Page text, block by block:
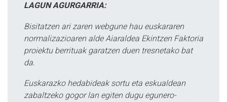
LAGUN AGURGARRIA:
Bisitatzen ari zaren webgune hau euskararen
normalizazioaren alde Aiaraldea Ekintzen Faktoria
proiektu berrituak garatzen duen tresnetako bat
da.
Euskarazko hedabideak sortu eta eskualdean
zabaltzeko gogor lan egiten dugu egunero-